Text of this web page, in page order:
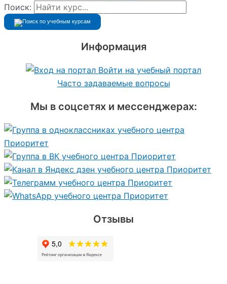
Поиск:
Информация
Войти на учебный портал
Часто задаваемые вопросы
Мы в соцсетях и мессенджерах:
Отзывы